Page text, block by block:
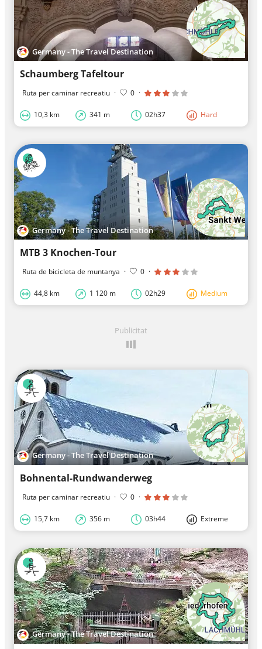
Germany - The Travel Destination
Schaumberg Tafeltour
Ruta per caminar recreatiu · 0 ·
10,3 km 341 m 02h37 Hard
Germany - The Travel Destination
MTB 3 Knochen-Tour
Ruta de bicicleta de muntanya · 0 ·
44,8 km 1 120 m 02h29 Medium
Publicitat
Germany - The Travel Destination
Bohnental-Rundwanderweg
Ruta per caminar recreatiu · 0 ·
15,7 km 356 m 03h44 Extreme
Germany - The Travel Destination